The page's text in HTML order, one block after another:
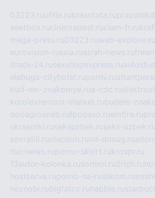
03223.ruufille.rukrasotata.ru
veetbox.rucinemapost.ruciam-fr.ru
mega-press.ru03223.ruweb-explore.ru
eurovision-russia.rustrah-news.ru
itrack-24.rusexshopexpress.ru
alabuga-cityhotel.rupornv.ru
bud-em-znakomye.rua-cdc.ru
korolevremont-market.rubudem-
oooagrosnab.rufpodaso.ruemfire.ru
ukrasotki.ruseksuzbek.ruseks-uzbek.ru
sovratili.ruolecoon.ruvd-dosug.ru
rbc-news.ruporno-skvirt.rukrospr.ru
13autor-kolonka.rusormol.ru2rich.ru
hostserve.ruporno-na-russkom.ru
neznobi.rubigfatcc.ru habble.ru